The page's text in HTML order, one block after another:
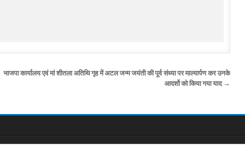
भाजपा कार्यालय एवं मां शीतला अतिथि गृह में अटल जन्म जयंती की पूर्व संध्या पर माल्यार्पण कर उनके
आदर्शो को किया गया याद →